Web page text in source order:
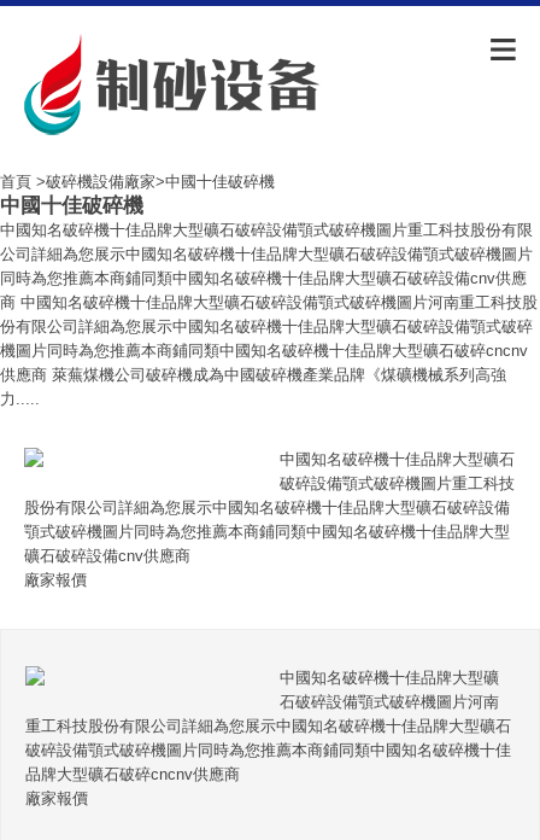
首頁 >破碎機設備廠家>中國十佳破碎機
中國十佳破碎機
中國知名破碎機十佳品牌大型礦石破碎設備顎式破碎機圖片重工科技股份有限
公司詳細為您展示中國知名破碎機十佳品牌大型礦石破碎設備顎式破碎機圖片
同時為您推薦本商鋪同類中國知名破碎機十佳品牌大型礦石破碎設備cnv供應
商 中國知名破碎機十佳品牌大型礦石破碎設備顎式破碎機圖片河南重工科技股
份有限公司詳細為您展示中國知名破碎機十佳品牌大型礦石破碎設備顎式破碎
機圖片同時為您推薦本商鋪同類中國知名破碎機十佳品牌大型礦石破碎cncnv
供應商 萊蕪煤機公司破碎機成為中國破碎機產業品牌《煤礦機械系列高強
力.....
中國知名破碎機十佳品牌大型礦石
破碎設備顎式破碎機圖片重工科技
股份有限公司詳細為您展示中國知名破碎機十佳品牌大型礦石破碎設備
顎式破碎機圖片同時為您推薦本商鋪同類中國知名破碎機十佳品牌大型
礦石破碎設備cnv供應商
廠家報價
中國知名破碎機十佳品牌大型礦
石破碎設備顎式破碎機圖片河南
重工科技股份有限公司詳細為您展示中國知名破碎機十佳品牌大型礦石
破碎設備顎式破碎機圖片同時為您推薦本商鋪同類中國知名破碎機十佳
品牌大型礦石破碎cncnv供應商
廠家報價